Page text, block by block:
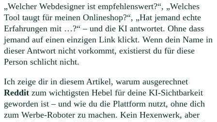
„Welcher Webdesigner ist empfehlenswert?“, „Welches
Tool taugt für meinen Onlineshop?“, „Hat jemand echte
Erfahrungen mit …?“ – und die KI antwortet. Ohne dass
jemand auf einen einzigen Link klickt. Wenn dein Name in
dieser Antwort nicht vorkommt, existierst du für diese
Person schlicht nicht.
Ich zeige dir in diesem Artikel, warum ausgerechnet
Reddit zum wichtigsten Hebel für deine KI-Sichtbarkeit
geworden ist – und wie du die Plattform nutzt, ohne dich
zum Werbe-Roboter zu machen. Kein Hexenwerk, aber